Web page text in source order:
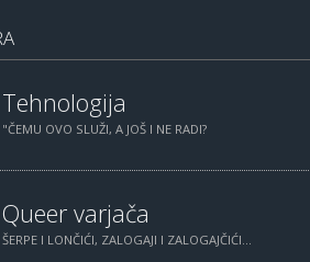
Tehnologija
"ČEMU OVO SLUŽI, A JOŠ I NE RADI?
Queer varjača
ŠERPE I LONČIĆI, ZALOGAJI I ZALOGAJČIĆI...